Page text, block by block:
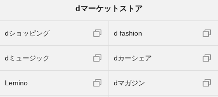
dマーケットストア
dショッピング d fashion
dミュージック dカーシェア
Lemino dマガジン